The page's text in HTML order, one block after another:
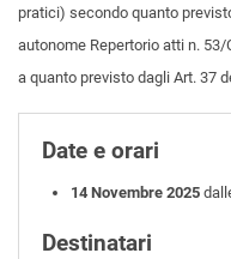
pratici) secondo quanto
autonome Repertorio atti n. 53/
a quanto previsto dagli Art. 37
Date e orari
14 Novembre 2025
Destinatari